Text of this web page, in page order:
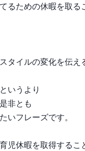
てるための休暇を取る
タイルの変化を伝え
いうより
非とも
いフレーズです。
児休暇を取得するこ